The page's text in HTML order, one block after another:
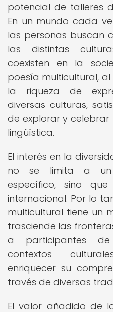
potencial de talleres
En un mundo cada
las personas buscan
las distintas
coexisten en la
poesía multicultural,
la riqueza de
diversas culturas,
de explorar y
lingüística.
El interés en la
no se limita a un
específico, sino
internacional. Por lo
multicultural tiene un
trasciende las
a participantes
contextos
enriquecer su
través de diversas
El valor añadido de